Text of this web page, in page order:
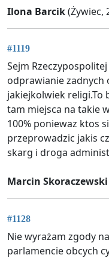
Ilona Barcik(Żywiec,
#1119
Sejm
odprawianie
jakiejkolwiek religi.To
tam miejsca na takie
100% poniewaz ktos
przeprowadzic jakis
skarg i droga
Marcin Skoraczewski
#1128
Nie wyrażam zgody
parlamencie obcych